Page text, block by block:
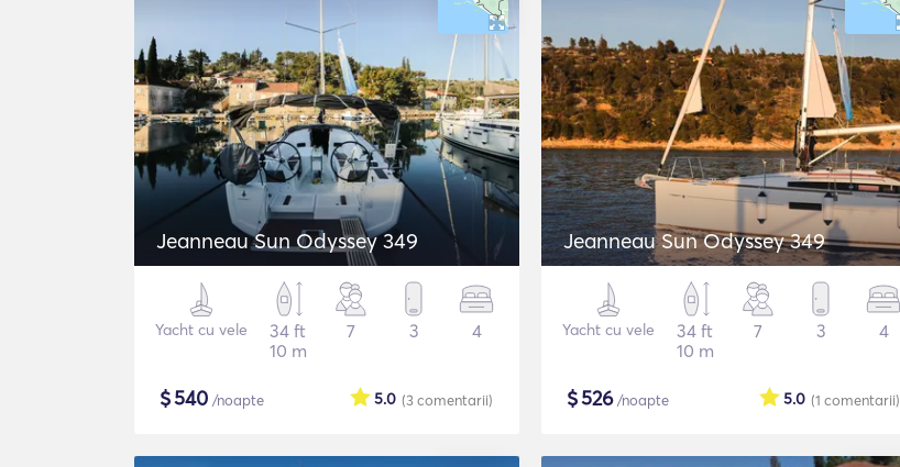
Jeanneau Sun Odyssey 349
Yacht cu vele
34 ft
10 m
7 3 4
$540 /noapte (3comentarii)
5.0
Jeanneau Sun Odyssey 349
Yacht cu vele
34 ft
10 m
7 3 4
$526/noapte (1 comentarii)
5.0